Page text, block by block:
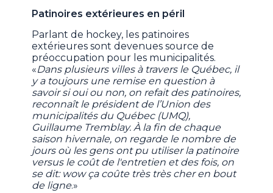
Patinoires extérieures en péril
Parlant de hockey, les patinoires
extérieures sont devenues source de
préoccupation pour les municipalités.
«Dans plusieurs villes à travers le Québec, il
y a toujours une remise en question à
savoir si oui ou non, on refait des patinoires,
reconnaît le président de l’Union des
municipalités du Québec (UMQ),
Guillaume Tremblay. À la fin de chaque
saison hivernale, on regarde le nombre de
jours où les gens ont pu utiliser la patinoire
versus le coût de l'entretien et des fois, on
se dit: wow ça coûte très très cher en bout
de ligne.»